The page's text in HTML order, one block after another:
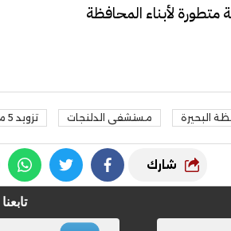
لأبناء المحافظة
البحيرة مستشفى الدلنجات تزويد 5 مستشفيات بالبحيرة بأجهزة PACS لتطوير خدمات الأشعة
شارك
تابعنا
فيديو
افتتاح أكبر صرح ديني
مليون جنيه